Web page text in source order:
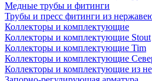
Медные трубы и фитинги
Трубы и пресс фитинги из
Коллекторы и комплектующие
Коллекторы и комплектующие Stout
Коллекторы и комплектующие Tim
Коллекторы и комплектующие
Коллекторы и комплектующие из